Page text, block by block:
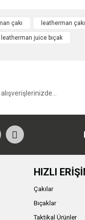
çakı leatherman
leatherman juice bıçak
HIZLI
Çakılar
Bıçaklar
Taktikal Ürünler